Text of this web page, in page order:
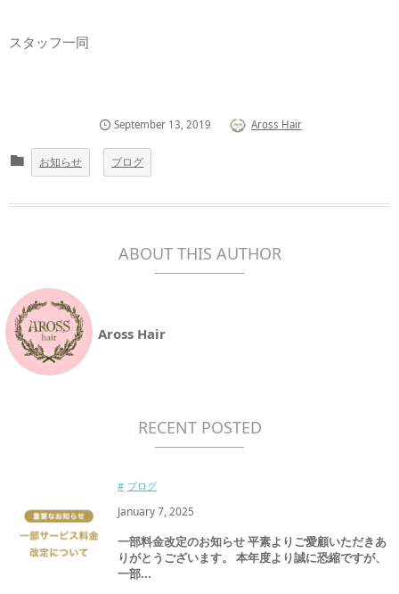
スタッフ一同
September 13 2019 Aross Hair
お知らせ ブログ
ABOUT THIS AUTHOR
Aross Hair
RECENT POSTED
ブログ
January7,2025
一部料金改定のお知らせ 平素よりご愛顧いただきあ
りがとうございます。 本年度より誠に恐縮ですが、
一部...